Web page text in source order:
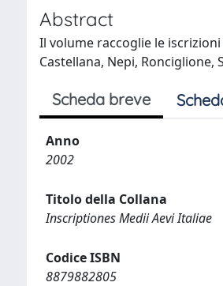
Abstract
Il volume raccoglie le
Castellana, Nepi, Ronciglione,
Scheda breve
Anno
2002
Titolo della Collana
Inscriptiones Medii Aevi Italiae
Codice ISBN
8879882805